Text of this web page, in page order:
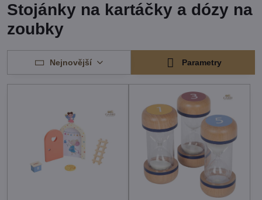
Stojánky na kartáčky a dózy na
zoubky
Nejnovější Parametry